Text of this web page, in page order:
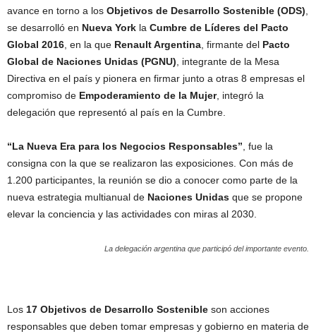
avance en torno a los Objetivos de Desarrollo Sostenible (ODS)
se desarrolló en Nueva York la Cumbre de Líderes del Pacto
Global 2016 , en la que Renault Argentina , firmante del Pacto
Global de Naciones Unidas (PGNU) , integrante de la Mesa
Directiva en el país y pionera en firmar junto a otras 8 empresas el
compromiso de Empoderamiento de la Mujer, integró la
delegación que representó al país en la Cumbre.
“La Nueva Era para los Negocios Responsables” , fue la
consigna con la que se realizaron las exposiciones. Con más de
1.200 participantes, la reunión se dio a conocer como parte de la
nueva estrategia multianual de Naciones Unidas que se propone
elevar la conciencia y las actividades con miras al 2030.
La delegación argentina que participó del importante evento.
Los 17 Objetivos de Desarrollo Sostenible son acciones
responsables que deben tomar empresas y gobierno en materia de